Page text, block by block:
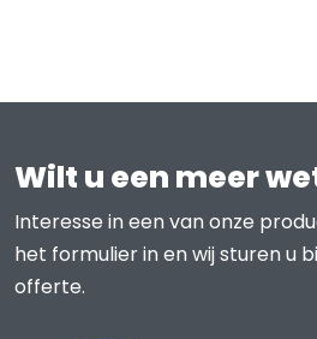
Wilt u een meer
Interesse in een van onze
het formulier in en wij sturen u
offerte.